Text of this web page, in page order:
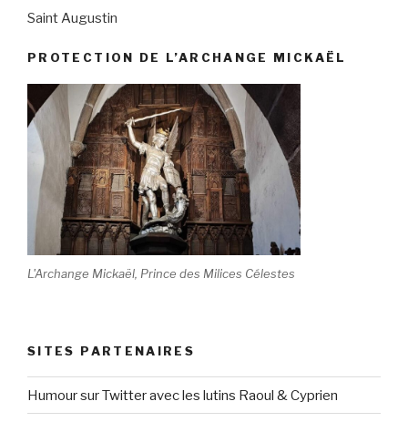
Saint Augustin
PROTECTION DE L’ARCHANGE MICKAËL
L'Archange Mickaël, Prince des Milices Célestes
SITES PARTENAIRES
Humour sur Twitter avec les lutins Raoul & Cyprien